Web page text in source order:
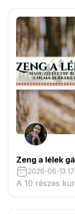
Zeng a lélek
2026-06-13
A 10 részes